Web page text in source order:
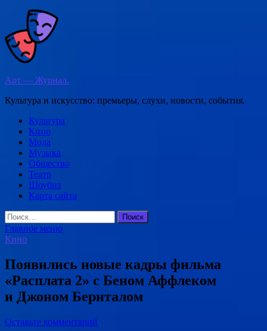
Перейти
содержимому
Арт — Журнал.
Культура и искусство: премьеры, слухи, новости, события.
Культура
Кино
Мода
Музыка
Общество
Театр
Шоубиз
Карта сайта
Найти:
Главное меню
Кино
Появились новые кадры фильма
«Расплата 2» с Беном Аффлеком
и Джоном Бернталом
Оставьте комментарий